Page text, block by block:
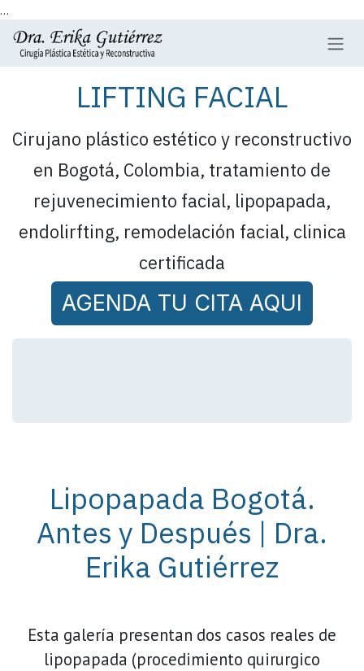
...
Ir al contenido
LIFTING FACIAL
Cirujano plástico estético y reconstructivo
en Bogotá, Colombia, tratamiento de
rejuvenecimiento facial, lipopapada,
endolirfting, remodelación facial, clinica
certificada
AGENDA T​​​​U CITA​​​​ AQUI​
Lipopapada Bogotá.
Antes y Después | Dra.
Erika Gutiérrez
Esta galería presentan dos casos reales de
lipopapada (procedimiento quirurgico